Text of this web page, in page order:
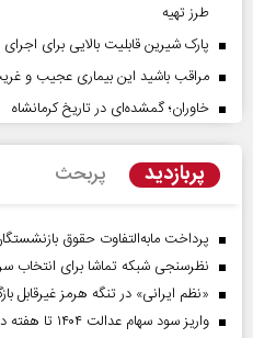
طرز تهیه
پارک شیرین قابلیت‌ بالایی برای
مراقب باشید این بیماری عجیب و
خاوران؛ گمشده‌ای در تاریخ کرمانشاه
پربازدید پربحث
پرداخت مابه‌التفاوت حقوق
نظرسنجی شبکه تماشا برای انتخاب
«نظم ایرانی» در تنگه هرمز غیرقابل
واریز سود